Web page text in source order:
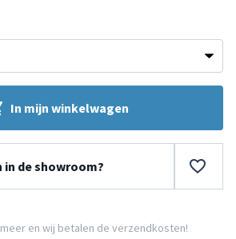
In mijn winkelwagen
in de showroom?
en wij betalen de verzendkosten!